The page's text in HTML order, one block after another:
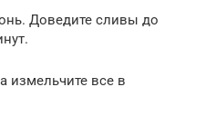
Доведите сливы до
измельчите все в